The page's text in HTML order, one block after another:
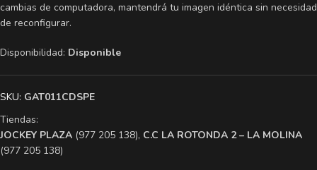
cambias de computadora, mantendrá tu imagen idéntica sin necesidad
de reconfigurar.
Disponibilidad: Disponible
SKU: GAT011CDSPE
Tiendas:
​JOCKEY PLAZA (977 205 138), ​C.C LA ROTONDA 2 – LA MOLINA
(977 205 138)